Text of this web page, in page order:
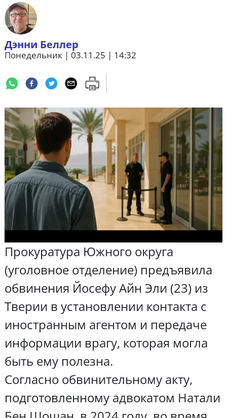
Дэнни Беллер
Понедельник | 03.11.25 | 14:32
Прокуратура Южного округа
(уголовное отделение) предъявила
обвинения Йосефу Айн Эли (23) из
Тверии в установлении контакта с
иностранным агентом и передаче
информации врагу, которая могла
быть ему полезна.
Согласно обвинительному акту,
подготовленному адвокатом Натали